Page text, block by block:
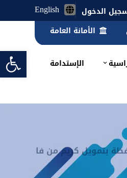
English
الدخول
الأمانة العامة
الإستدامة
بتمويل كريم من فا